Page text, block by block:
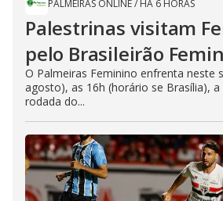
PALMEIRAS ONLINE/ HÁ 6 HORAS
Palestrinas visitam
pelo Brasileirão
O Palmeiras Feminino enfrenta neste
agosto), as 16h (horário se Brasília), a
rodada do...